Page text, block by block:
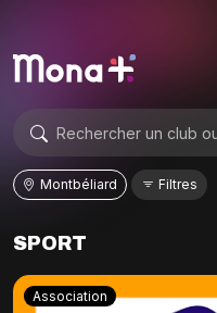
Montbéliard Filtres
SPORT
Association